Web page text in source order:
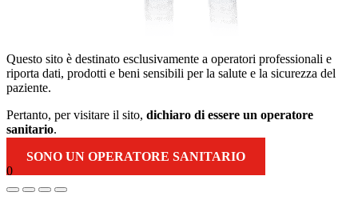
Questo sito è destinato esclusivamente a operatori professionali e
riporta dati, prodotti e beni sensibili per la salute e la sicurezza del
paziente.
Pertanto, per visitare il sito, dichiaro di essere un operatore
sanitario.
SONO UN OPERATORE SANITARIO
0
Torna